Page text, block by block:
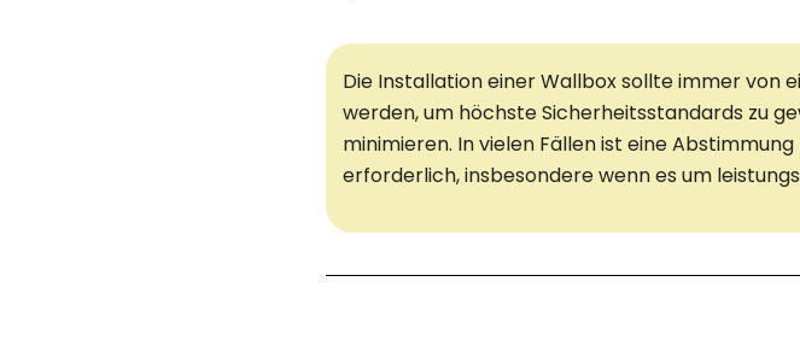
Die Installation einer Wallbox sollte immer von
werden, um höchste Sicherheitsstandards zu
minimieren. In vielen Fällen ist eine
erforderlich, insbesondere wenn es um